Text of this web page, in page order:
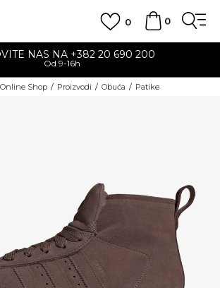
0
0
NAS NA +382 20 690 200
Od 9-16h
Shop Proizvodi Obuća Patike